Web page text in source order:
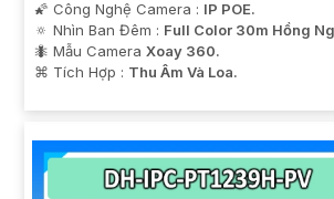
🌠 Công Nghệ Camera : IP POE.
🔅 Nhìn Ban Đêm : Full Color 30m Hồng
🐜 Mẫu Camera Xoay 360.
️⌘ Tích Hợp : Thu Âm Và Loa.